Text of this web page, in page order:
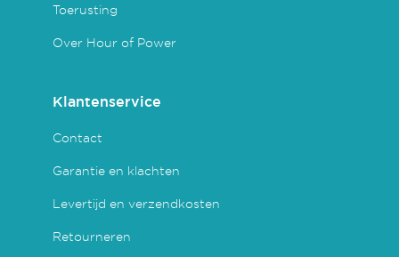
Toerusting
Over Hour of Power
Klantenservice
Contact
Garantie en klachten
Levertijd en verzendkosten
Retourneren